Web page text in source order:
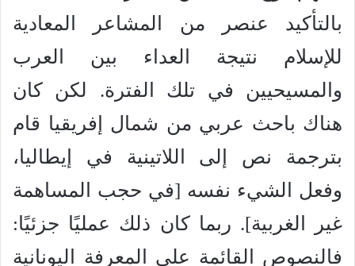
بالتأكيد عنصر من المشاعر المعادية
للإسلام نتيجة العداء بين العرب
والمسيحيين في تلك الفترة. لكن كان
هناك باحث عربي من شمال إفريقيا قام
بترجمة نص إلى اللاتينية في إيطاليا،
وفعل الشيء نفسه [في حجب المساهمة
غير الغربية]. ربما كان ذلك عمليًا جزئيًا:
فالنصوص القائمة على المعرفة اليونانية